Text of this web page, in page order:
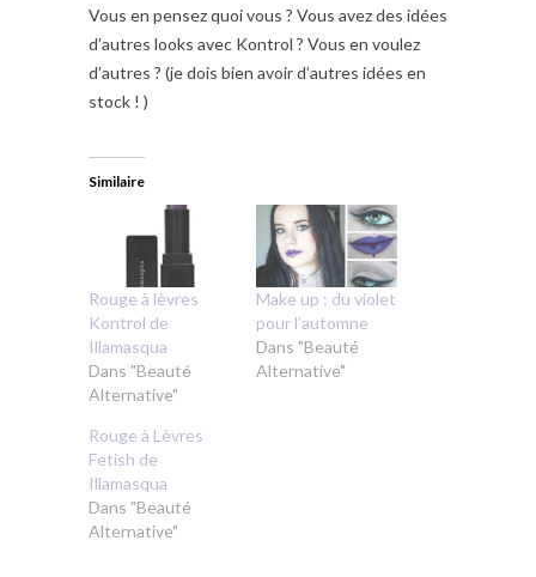
Vous en pensez quoi vous ? Vous avez des idées
d’autres looks avec Kontrol ? Vous en voulez
d’autres ? (je dois bien avoir d’autres idées en
stock ! )
Similaire
Rouge à lèvres
Kontrol de
Illamasqua
Dans "Beauté
Alternative"
Make up : du violet
pour l’automne
Dans "Beauté
Alternative"
Rouge à Lèvres
Fetish de
Illamasqua
Dans "Beauté
Alternative"